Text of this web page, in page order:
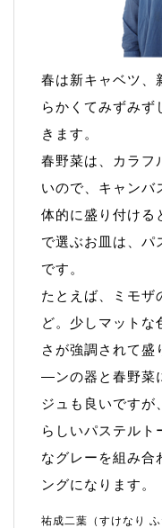
春は新キャベツ、
らかくてみずみず
きます。
春野菜は、カラフ
いので、キャンバ
体的に盛り付ける
で選ぶお皿は、
です。
たとえば、ミモザ
ど。少しマットな
さが強調されて盛
―ンの器と春野菜
ジュも良いですが
らしいパステルト
なグレーを組み合
ングになります。
祐成二葉（すけなり